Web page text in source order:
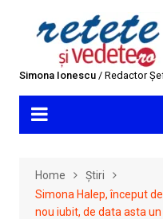
Simona Ionescu/ Redactor
Home
Știri
Simona Halep, început
nou iubit, de data asta